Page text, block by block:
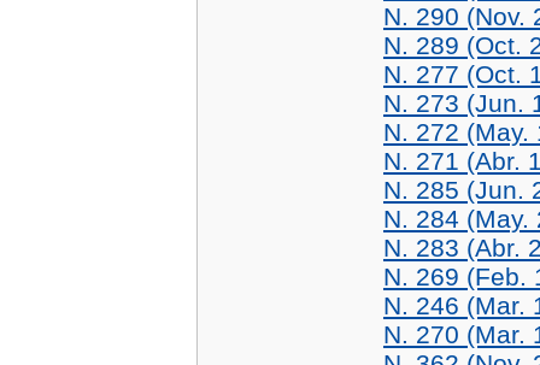
N. 290 (Nov.
N. 289 (Oct.
N. 277 (Oct.
N. 273 (Jun.
N. 272 (May.
N. 271 (Abr.
N. 285 (Jun.
N. 284 (May.
N. 283 (Abr.
N. 269 (Feb.
N. 246 (Mar.
N. 270 (Mar.